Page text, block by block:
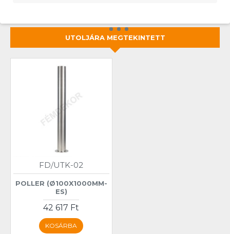
UTOLJÁRA MEGTEKINTETT
FD/UTK-02
POLLER (Ø100X1000MM-
ES)
42 617 Ft
KOSÁRBA